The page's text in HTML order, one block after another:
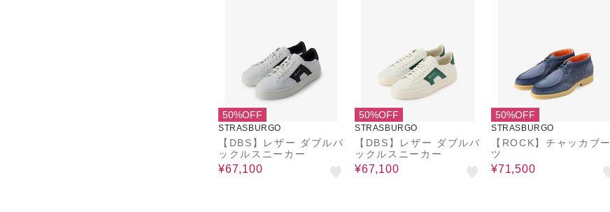
50%OFF
STRASBURGO
【DBS】レザー ダブルバ
ックルスニーカー
¥67,100
50%OFF
STRASBURGO
【DBS】レザー ダブルバ
ックルスニーカー
¥67,100
50%OFF
STRASBURGO
【ROCK】チャッカブー
ツ
¥71,500